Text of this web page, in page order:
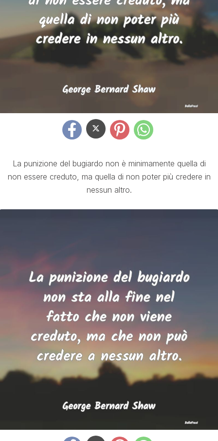
La punizione del bugiardo non è minimamente quella di
non essere creduto, ma quella di non poter più credere in
nessun altro.